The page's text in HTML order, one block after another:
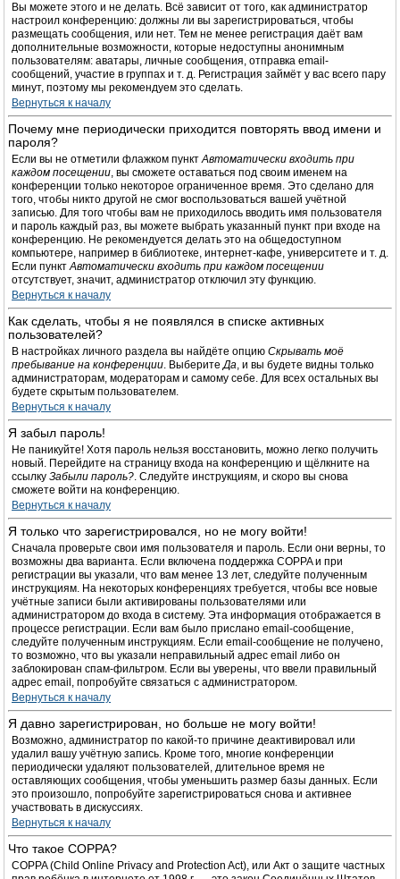
Вы можете этого и не делать. Всё зависит от того, как администратор
настроил конференцию: должны ли вы зарегистрироваться, чтобы
размещать сообщения, или нет. Тем не менее регистрация даёт вам
дополнительные возможности, которые недоступны анонимным
пользователям: аватары, личные сообщения, отправка email-
сообщений, участие в группах и т. д. Регистрация займёт у вас всего пару
минут, поэтому мы рекомендуем это сделать.
Вернуться к началу
Почему мне периодически приходится повторять ввод имени и
пароля?
Если вы не отметили флажком пунктАвтоматически входить при
каждом посещении, вы сможете оставаться под своим именем на
конференции только некоторое ограниченное время. Это сделано для
того, чтобы никто другой не смог воспользоваться вашей учётной
записью. Для того чтобы вам не приходилось вводить имя пользователя
и пароль каждый раз, вы можете выбрать указанный пункт при входе на
конференцию. Не рекомендуется делать это на общедоступном
компьютере, например в библиотеке, интернет-кафе, университете и т. д.
Если пунктАвтоматически входить при каждом посещении
отсутствует, значит, администратор отключил эту функцию.
Вернуться к началу
Как сделать, чтобы я не появлялся в списке активных
пользователей?
В настройках личного раздела вы найдёте опцию Скрывать моё
пребывание на конференции. ВыберитеДа, и вы будете видны только
администраторам, модераторам и самому себе. Для всех остальных вы
будете скрытым пользователем.
Вернуться к началу
Я забыл пароль!
Не паникуйте! Хотя пароль нельзя восстановить, можно легко получить
новый. Перейдите на страницу входа на конференцию и щёлкните на
ссылку Забыли пароль?. Следуйте инструкциям, и скоро вы снова
сможете войти на конференцию.
Вернуться к началу
Я только что зарегистрировался, но не могу войти!
Сначала проверьте свои имя пользователя и пароль. Если они верны, то
возможны два варианта. Если включена поддержка COPPA и при
регистрации вы указали, что вам менее 13 лет, следуйте полученным
инструкциям. На некоторых конференциях требуется, чтобы все новые
учётные записи были активированы пользователями или
администратором до входа в систему. Эта информация отображается в
процессе регистрации. Если вам было прислано email-сообщение,
следуйте полученным инструкциям. Если email-сообщение не получено,
то возможно, что вы указали неправильный адрес email либо он
заблокирован спам-фильтром. Если вы уверены, что ввели правильный
адрес email, попробуйте связаться с администратором.
Вернуться к началу
Я давно зарегистрирован, но больше не могу войти!
Возможно, администратор по какой-то причине деактивировал или
удалил вашу учётную запись. Кроме того, многие конференции
периодически удаляют пользователей, длительное время не
оставляющих сообщения, чтобы уменьшить размер базы данных. Если
это произошло, попробуйте зарегистрироваться снова и активнее
участвовать в дискуссиях.
Вернуться к началу
Что такое COPPA?
COPPA (Child Online Privacy and Protection Act), или Акт о защите частных